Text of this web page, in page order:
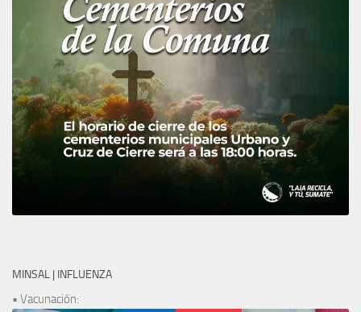
MINSAL | INFLUENZA
• Vacunación: